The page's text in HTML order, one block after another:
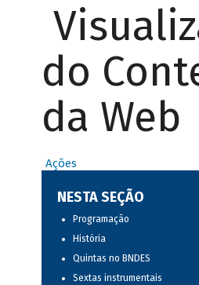
do
da Web
Ações
NESTA SEÇÃO
Programação
História
Quintas no BNDES
Sextas instrumentais